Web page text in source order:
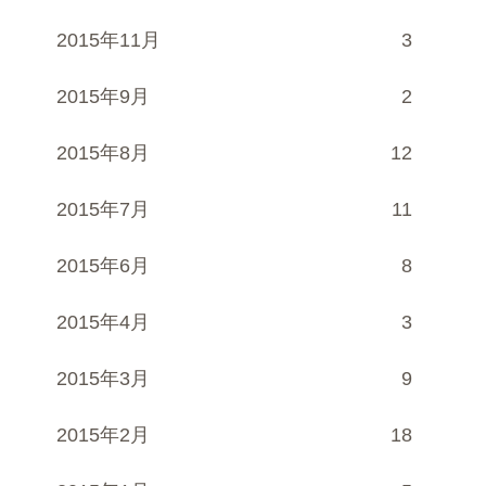
2015年11月 3
2015年9月 2
2015年8月 12
2015年7月 11
2015年6月 8
2015年4月 3
2015年3月 9
2015年2月 18